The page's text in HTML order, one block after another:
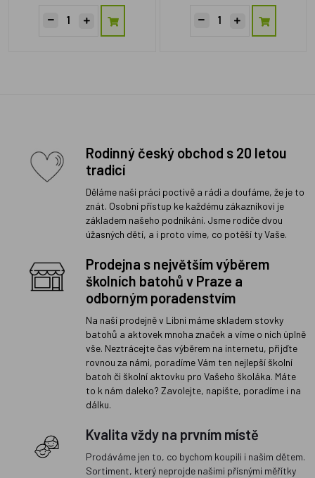
Rodinný český obchod s 20 letou
tradicí
Děláme naši práci poctivě a rádi a doufáme, že je to
znát. Osobní přístup ke každému zákazníkovi je
základem našeho podnikání. Jsme rodiče dvou
úžasných dětí, a i proto víme, co potěší ty Vaše.
Prodejna s největším výběrem
školních batohů v Praze a
odborným poradenstvím
Na naší prodejně v Libni máme skladem stovky
batohů a aktovek mnoha značek a víme o nich úplně
vše. Neztrácejte čas výběrem na internetu, přijďte
rovnou za námi, poradíme Vám ten nejlepší školní
batoh či školní aktovku pro Vašeho školáka. Máte
to k nám daleko? Zavolejte, napište, poradíme i na
dálku.
Kvalita vždy na prvním místě
Prodáváme jen to, co bychom koupili i našim dětem.
Sortiment, který neprojde našimi přísnými měřítky